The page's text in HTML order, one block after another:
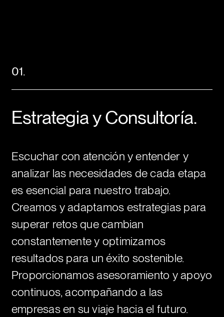
01.
Estrategia y Consultoría.
Escuchar con atención y entender y
analizar las necesidades de cada etapa
es esencial para nuestro trabajo.
Creamos y adaptamos estrategias para
superar retos que cambian
constantemente y optimizamos
resultados para un éxito sostenible.
Proporcionamos asesoramiento y apoyo
continuos, acompañando a las
empresas en su viaje hacia el futuro.